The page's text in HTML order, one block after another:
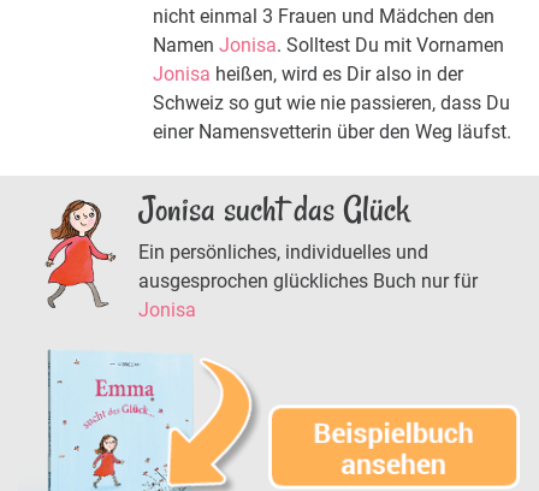
nicht einmal 3 Frauen und Mädchen den
Namen Jonisa. Solltest Du mit Vornamen
Jonisa heißen, wird es Dir also in der
Schweiz so gut wie nie passieren, dass Du
einer Namensvetterin über den Weg läufst.
Jonisa sucht das Glück
Ein persönliches, individuelles und
ausgesprochen glückliches Buch nur für
Jonisa